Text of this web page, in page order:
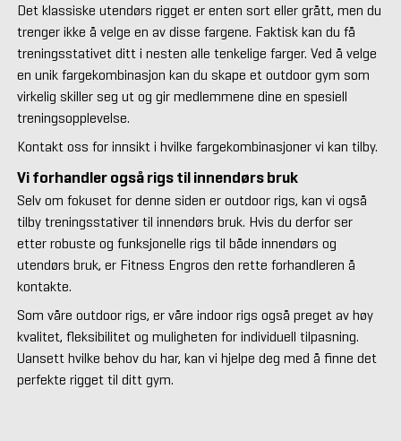
Det klassiske utendørs rigget er enten sort eller grått, men du
trenger ikke å velge en av disse fargene. Faktisk kan du få
treningsstativet ditt i nesten alle tenkelige farger. Ved å velge
en unik fargekombinasjon kan du skape et outdoor gym som
virkelig skiller seg ut og gir medlemmene dine en spesiell
treningsopplevelse.
Kontakt oss for innsikt i hvilke fargekombinasjoner vi kan tilby.
Vi forhandler også rigs til innendørs bruk
Selv om fokuset for denne siden er outdoor rigs, kan vi også
tilby treningsstativer til innendørs bruk. Hvis du derfor ser
etter robuste og funksjonelle rigs til både innendørs og
utendørs bruk, er Fitness Engros den rette forhandleren å
kontakte.
Som våre outdoor rigs, er våre indoor rigs også preget av høy
kvalitet, fleksibilitet og muligheten for individuell tilpasning.
Uansett hvilke behov du har, kan vi hjelpe deg med å finne det
perfekte rigget til ditt gym.